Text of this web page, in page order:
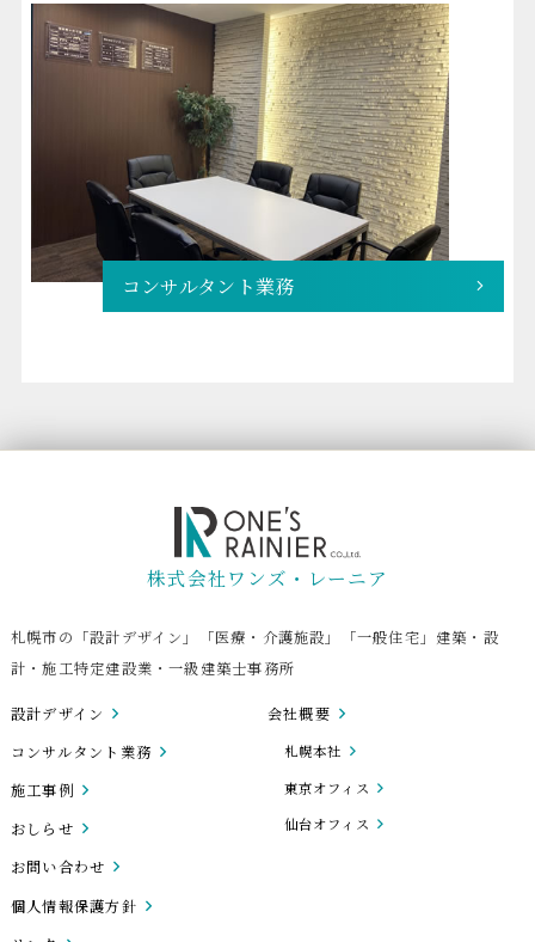
コンサルタント業務
株式会社ワンズ・レーニア
札幌市の「設計デザイン」「医療・介護施設」「一般住宅」建築・設
計・施工特定建設業・一級建築士事務所
設計デザイン
コンサルタント業務
施工事例
おしらせ
会社概要
札幌本社
東京オフィス
仙台オフィス
お問い合わせ
個人情報保護方針